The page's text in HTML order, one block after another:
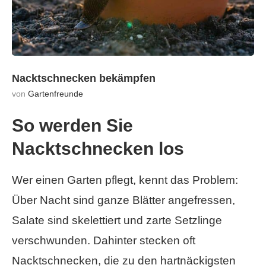
Nacktschnecken bekämpfen
von Gartenfreunde
So werden Sie
Nacktschnecken los
Wer einen Garten pflegt, kennt das Problem:
Über Nacht sind ganze Blätter angefressen,
Salate sind skelettiert und zarte Setzlinge
verschwunden. Dahinter stecken oft
Nacktschnecken, die zu den hartnäckigsten